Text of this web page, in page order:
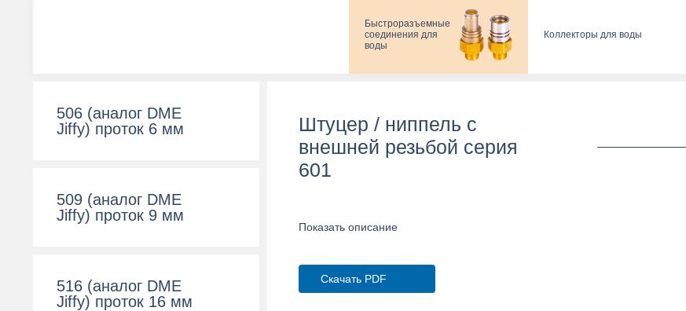
Быстроразъемные
соединения для
воды
Коллекторы для воды
506 (аналог DME
Jiffy) проток 6 мм
509 (аналог DME
Jiffy) проток 9 мм
516 (аналог DME
Jiffy) проток 16 мм
Штуцер / ниппель с
внешней резьбой серия
601
Показать описание
Скачать PDF